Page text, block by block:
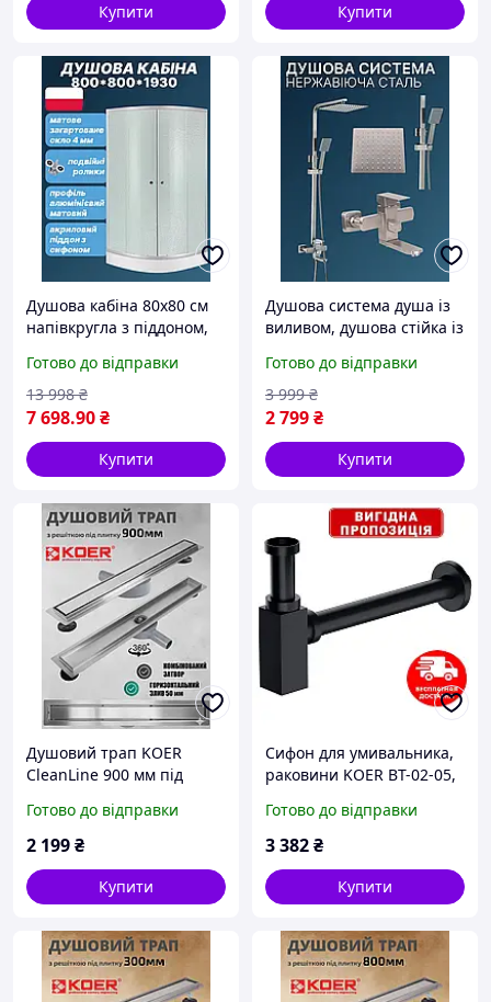
Купити Купити
Душова кабіна 80х80 см
напівкругла з піддоном,
піддон NK-KB-003
Готово до відправки
7 698.90₴
13 998 ₴
Купити
Душова система душа із
виливом, душова стійка із
нержавіючої сталі
Готово до відправки
2 799₴
3 999 ₴
Купити
Душовий трап KOER
CleanLine 900 мм під
із нержавіючої сталі
FD29-70x900 AC0626
Готово до відправки
2 199₴
Купити
Сифон для умивальника,
раковини KOER BT-02-05,
Готово до відправки
3 382₴
Купити